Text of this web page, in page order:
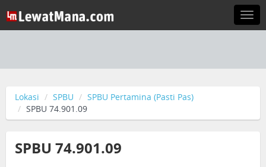
Lokasi SPBU
SPBU Pertamina (Pasti Pas)
SPBU 74.901.09
SPBU 74.901.09